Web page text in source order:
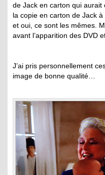
de Jack en carton qui
la copie en carton de Jack
et oui, ce sont les mêmes.
avant l’apparition des DVD
J’ai pris personnellement
image de bonne qualité…